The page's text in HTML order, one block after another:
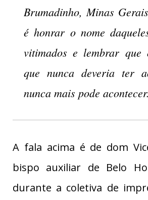
Brumadinho, Minas
é honrar o nome
vitimados e lembrar que
que nunca deveria ter
nunca mais pode acontecer.
A fala acima é de dom
bispo auxiliar de Belo
durante a coletiva de